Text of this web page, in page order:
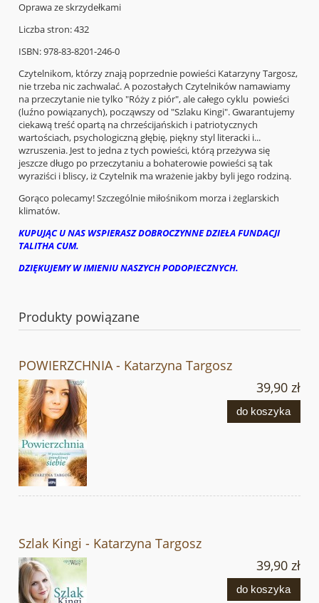
Oprawa ze skrzydełkami
Liczba stron: 432
ISBN: 978-83-8201-246-0
Czytelnikom, którzy znają poprzednie powieści Katarzyny Targosz,
nie trzeba nic zachwalać. A pozostałych Czytelników namawiamy
na przeczytanie nie tylko "Róży z piór", ale całego cyklu powieści
(luźno powiązanych), począwszy od "Szlaku Kingi". Gwarantujemy
ciekawą treść opartą na chrześcijańskich i patriotycznych
wartościach, psychologiczną głębię, piękny styl literacki i...
wzruszenia. Jest to jedna z tych powieści, którą przeżywa się
jeszcze długo po przeczytaniu a bohaterowie powieści są tak
wyraziści i bliscy, iż Czytelnik ma wrażenie jakby byli jego rodziną.
Gorąco polecamy! Szczególnie miłośnikom morza i żeglarskich
klimatów.
KUPUJĄC U NAS WSPIERASZ DOBROCZYNNE DZIEŁA FUNDACJI
TALITHA CUM.
DZIĘKUJEMY W IMIENIU NASZYCH PODOPIECZNYCH.
Produkty powiązane
POWIERZCHNIA - Katarzyna Targosz
39,90 zł
do koszyka
Szlak Kingi - Katarzyna Targosz
39,90 zł
do koszyka